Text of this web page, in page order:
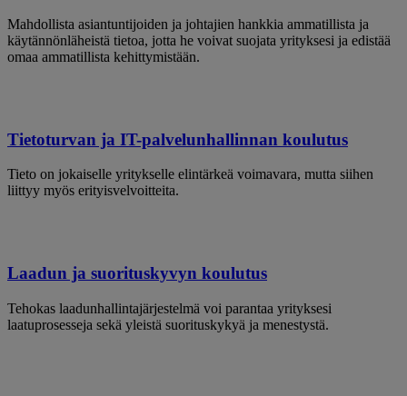
Mahdollista asiantuntijoiden ja johtajien hankkia ammatillista ja
käytännönläheistä tietoa, jotta he voivat suojata yrityksesi ja edistää
omaa ammatillista kehittymistään.
Tietoturvan ja IT-palvelunhallinnan koulutus
Tieto on jokaiselle yritykselle elintärkeä voimavara, mutta siihen
liittyy myös erityisvelvoitteita.
Laadun ja suorituskyvyn koulutus
Tehokas laadunhallintajärjestelmä voi parantaa yrityksesi
laatuprosesseja sekä yleistä suorituskykyä ja menestystä.